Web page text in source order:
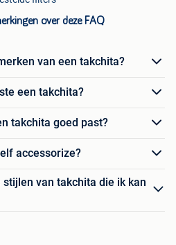
over deze FAQ
van een takchita?
een takchita?
takchita goed past?
accessorize?
van takchita die ik kan